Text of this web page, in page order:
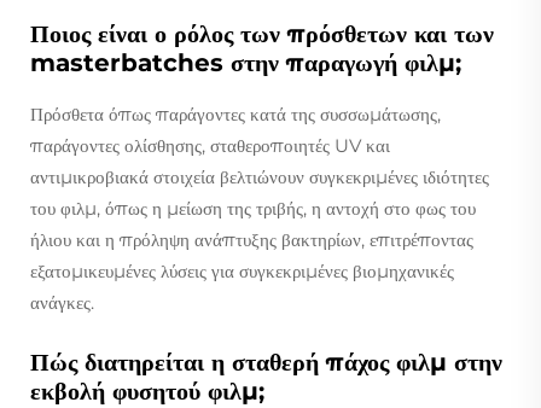
Ποιος είναι ο ρόλος των πρόσθετων και των
masterbatches στην παραγωγή φιλμ;
Πρόσθετα όπως παράγοντες κατά της συσσωμάτωσης,
παράγοντες ολίσθησης, σταθεροποιητές UV και
αντιμικροβιακά στοιχεία βελτιώνουν συγκεκριμένες ιδιότητες
του φιλμ, όπως η μείωση της τριβής, η αντοχή στο φως του
ήλιου και η πρόληψη ανάπτυξης βακτηρίων, επιτρέποντας
εξατομικευμένες λύσεις για συγκεκριμένες βιομηχανικές
ανάγκες.
Πώς διατηρείται η σταθερή πάχος φιλμ στην
εκβολή φυσητού φιλμ;